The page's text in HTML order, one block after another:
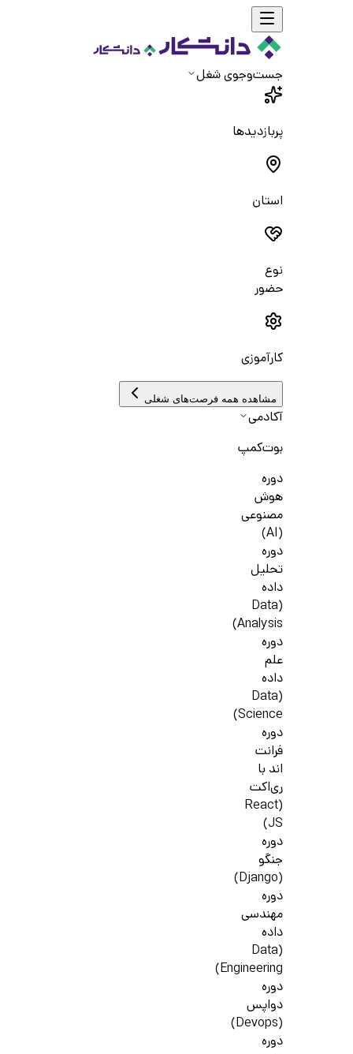
جست‌و‌جوی شغل
پربازدیدها
استان
نوع
حضور
کارآموزی
مشاهده همه فرصت‌های شغلی
آکادمی
بوت‌کمپ
دوره
هوش
مصنوعی
(AI)
دوره
تحلیل
داده
(Data
Analysis)
دوره
علم
داده
(Data
Science)
دوره
فرانت
اند با
ری‌اکت
(React
JS)
دوره
جنگو
(Django)
دوره
مهندسی
داده
(Data
Engineering)
دوره
دواپس
(Devops)
دوره